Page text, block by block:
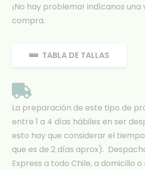
¡No hay problema! Indícanos una
compra.
TABLA DE TALLAS
La preparación de este tipo de
entre 1 a 4 días hábiles en ser
esto hay que considerar el
que es de 2 días aprox).
Express a todo Chile, a domicilio